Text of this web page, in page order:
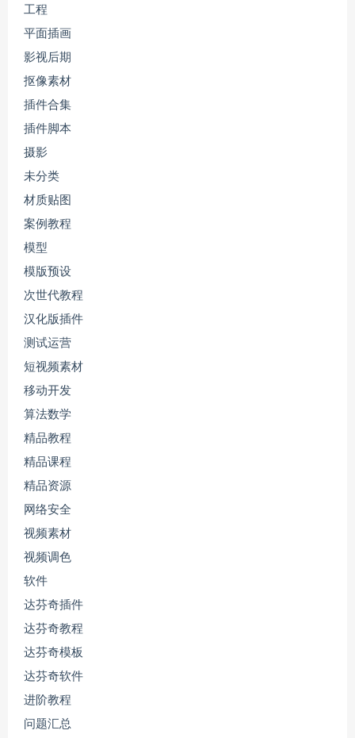
工程
平面插画
影视后期
抠像素材
插件合集
插件脚本
摄影
未分类
材质贴图
案例教程
模型
模版预设
次世代教程
汉化版插件
测试运营
短视频素材
移动开发
算法数学
精品教程
精品课程
精品资源
网络安全
视频素材
视频调色
软件
达芬奇插件
达芬奇教程
达芬奇模板
达芬奇软件
进阶教程
问题汇总